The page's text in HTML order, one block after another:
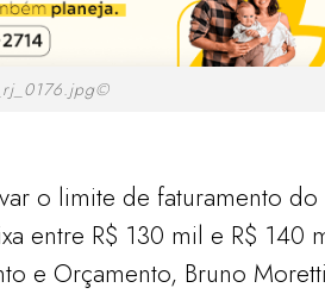
o limite de faturamento
entre R$ 130 mil e R$
e Orçamento, Bruno